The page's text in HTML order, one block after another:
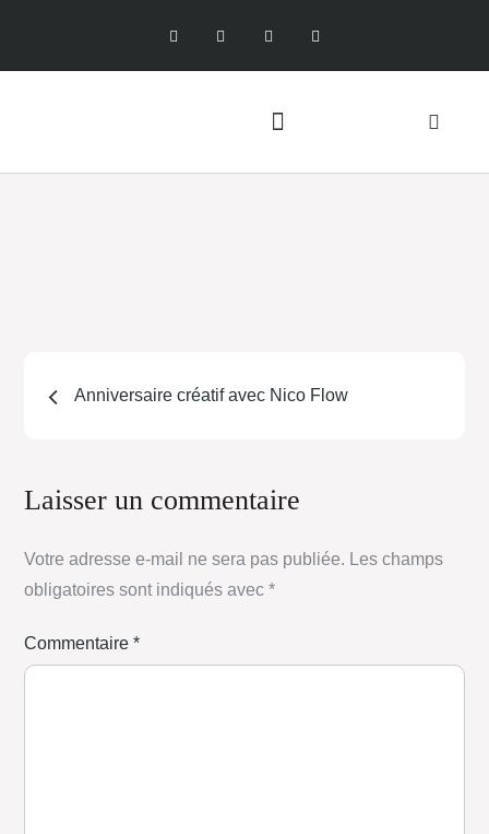
Anniversaire créatif avec Nico Flow
Laisser un commentaire
Votre adresse e-mail ne sera pas publiée. Les champs
obligatoires sont indiqués avec*
Commentaire*